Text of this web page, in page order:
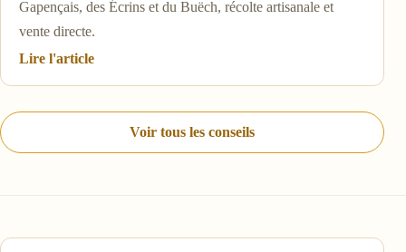
Gapençais, des Écrins et du Buëch, récolte artisanale et
vente directe.
Lire l'article
Voir tous les conseils